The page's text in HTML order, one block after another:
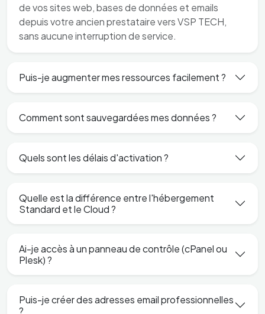
de vos sites web, bases de données et emails
depuis votre ancien prestataire vers VSP TECH,
sans aucune interruption de service.
Puis-je augmenter mes ressources facilement ?
Comment sont sauvegardées mes données ?
Quels sont les délais d'activation ?
Quelle est la différence entre l'hébergement
Standard et le Cloud ?
Ai-je accès à un panneau de contrôle (cPanel ou
Plesk) ?
Puis-je créer des adresses email professionnelles
?